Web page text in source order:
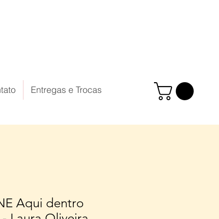
Entregas e Trocas
Aqui dentro